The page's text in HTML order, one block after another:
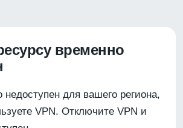
временно
для вашего региона,
VPN. Отключите VPN и